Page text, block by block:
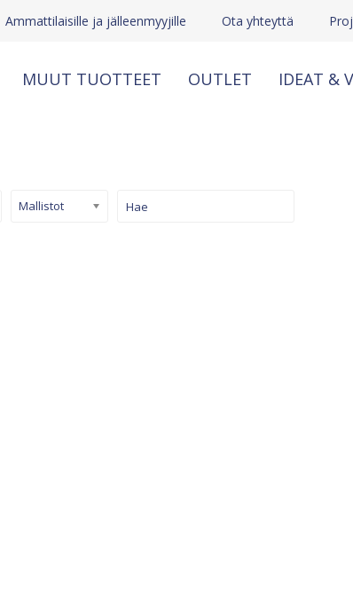
Ammattilaisille ja jälleenmyyjille Ota yhteyttä
MUUT TUOTTEET OUTLET IDEAT &
Mallistot